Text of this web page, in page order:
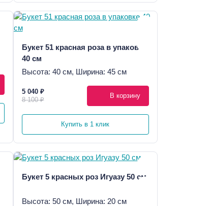
Букет 51 красная роза в упаковке
40 см
Высота: 40 см, Ширина: 45 см
5 040 ₽
8 100 ₽
В корзину
Купить в 1 клик
Букет 5 красных роз Игуазу 50 см
Высота: 50 см, Ширина: 20 см